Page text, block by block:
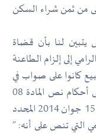
من ثمن شراء السكن
يتبين لنا بأن قضاة
إلى إلزام الطاعنة
كانوا على صواب في
ذلك وطبقوا صحيح القانون لما استندوا على أحكام نص المادة 08
من المرسوم التنفيذي رقم 14/203 المؤرخ في 15 جوان 2014 المحدد
تنص على أنه: ”